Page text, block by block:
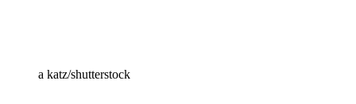
a katz/​shutterstock